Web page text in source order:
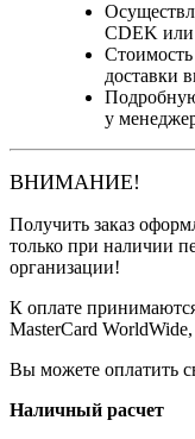
CDEK или
Стоимость
доставки
у
ВНИМАНИЕ!
Получить заказ
только при наличии
организации!
К оплате
MasterCard
Вы можете оплатить
Наличный расчет